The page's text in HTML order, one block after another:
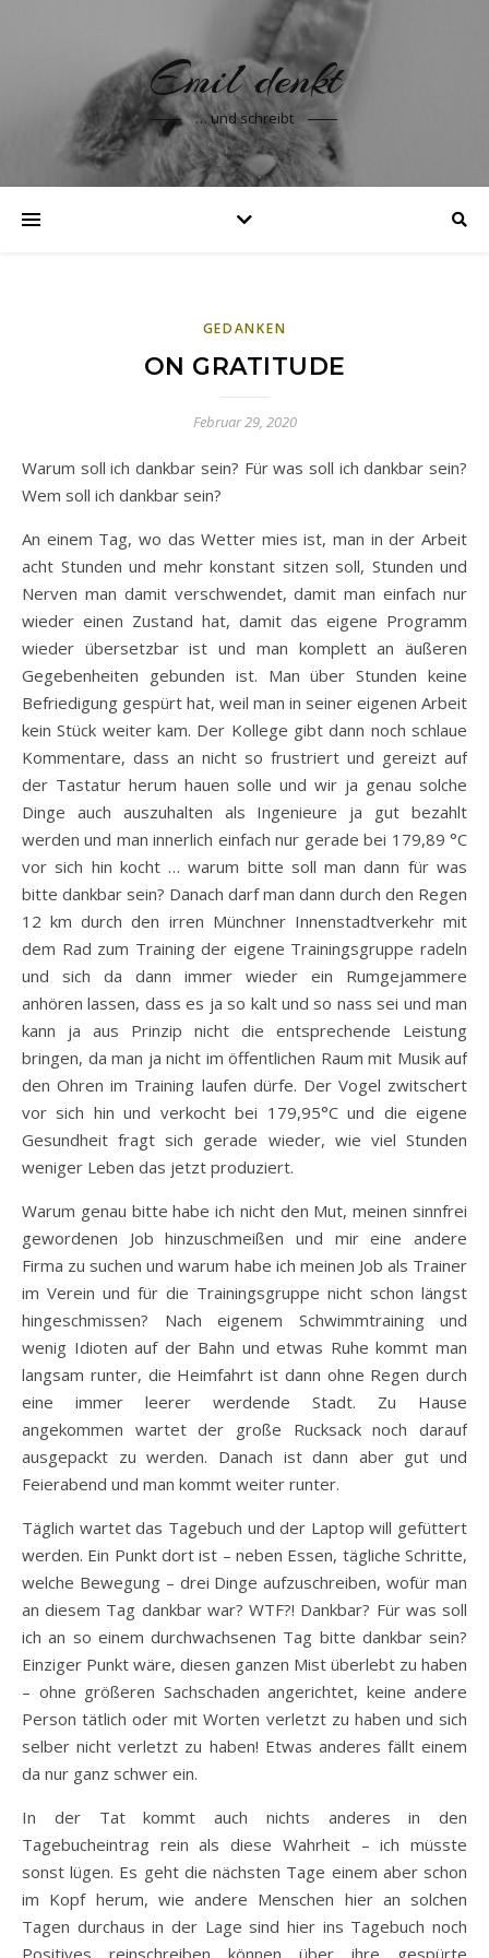
Emil denkt
… und schreibt
GEDANKEN
ON GRATITUDE
Februar 29, 2020
Warum soll ich dankbar sein? Für was soll ich dankbar sein?
Wem soll ich dankbar sein?
An einem Tag, wo das Wetter mies ist, man in der Arbeit
acht Stunden und mehr konstant sitzen soll, Stunden und
Nerven man damit verschwendet, damit man einfach nur
wieder einen Zustand hat, damit das eigene Programm
wieder übersetzbar ist und man komplett an äußeren
Gegebenheiten gebunden ist. Man über Stunden keine
Befriedigung gespürt hat, weil man in seiner eigenen Arbeit
kein Stück weiter kam. Der Kollege gibt dann noch schlaue
Kommentare, dass an nicht so frustriert und gereizt auf
der Tastatur herum hauen solle und wir ja genau solche
Dinge auch auszuhalten als Ingenieure ja gut bezahlt
werden und man innerlich einfach nur gerade bei 179,89 °C
vor sich hin kocht … warum bitte soll man dann für was
bitte dankbar sein? Danach darf man dann durch den Regen
12 km durch den irren Münchner Innenstadtverkehr mit
dem Rad zum Training der eigene Trainingsgruppe radeln
und sich da dann immer wieder ein Rumgejammere
anhören lassen, dass es ja so kalt und so nass sei und man
kann ja aus Prinzip nicht die entsprechende Leistung
bringen, da man ja nicht im öffentlichen Raum mit Musik auf
den Ohren im Training laufen dürfe. Der Vogel zwitschert
vor sich hin und verkocht bei 179,95°C und die eigene
Gesundheit fragt sich gerade wieder, wie viel Stunden
weniger Leben das jetzt produziert.
Warum genau bitte habe ich nicht den Mut, meinen sinnfrei
gewordenen Job hinzuschmeißen und mir eine andere
Firma zu suchen und warum habe ich meinen Job als Trainer
im Verein und für die Trainingsgruppe nicht schon längst
hingeschmissen? Nach eigenem Schwimmtraining und
wenig Idioten auf der Bahn und etwas Ruhe kommt man
langsam runter, die Heimfahrt ist dann ohne Regen durch
eine immer leerer werdende Stadt. Zu Hause
angekommen wartet der große Rucksack noch darauf
ausgepackt zu werden. Danach ist dann aber gut und
Feierabend und man kommt weiter runter.
Täglich wartet das Tagebuch und der Laptop will gefüttert
werden. Ein Punkt dort ist – neben Essen, tägliche Schritte,
welche Bewegung – drei Dinge aufzuschreiben, wofür man
an diesem Tag dankbar war? WTF?! Dankbar? Für was soll
ich an so einem durchwachsenen Tag bitte dankbar sein?
Einziger Punkt wäre, diesen ganzen Mist überlebt zu haben
– ohne größeren Sachschaden angerichtet, keine andere
Person tätlich oder mit Worten verletzt zu haben und sich
selber nicht verletzt zu haben! Etwas anderes fällt einem
da nur ganz schwer ein.
In der Tat kommt auch nichts anderes in den
Tagebucheintrag rein als diese Wahrheit – ich müsste
sonst lügen. Es geht die nächsten Tage einem aber schon
im Kopf herum, wie andere Menschen hier an solchen
Tagen durchaus in der Lage sind hier ins Tagebuch noch
Positives reinschreiben können über ihre gespürte